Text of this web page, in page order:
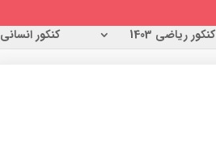
کنکور ریاضی 1403 کنکور انسانی 1403